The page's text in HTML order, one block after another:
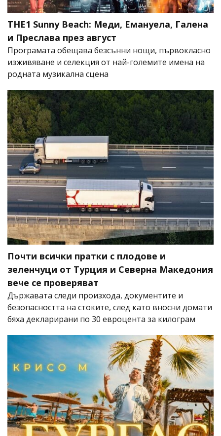
THE1 Sunny Beach: Меди, Емануела, Галена
и Преслава през август
Програмата обещава безсънни нощи, първокласно
изживяване и селекция от най-големите имена на
родната музикална сцена
Почти всички пратки с плодове и
зеленчуци от Турция и Северна Македония
вече се проверяват
Държавата следи произхода, документите и
безопасността на стоките, след като вносни домати
бяха декларирани по 30 евроцента за килограм